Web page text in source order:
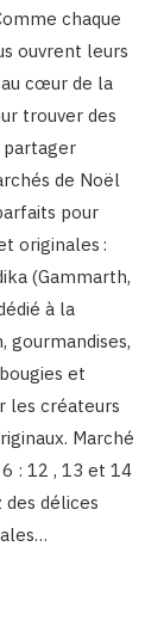
chaque
ouvrent leurs
cœur de la
trouver des
partager
de Noël
pour
originales :
(Gammarth,
à la
gourmandises,
et
les créateurs
Marché
: 12 , 13 et 14
délices